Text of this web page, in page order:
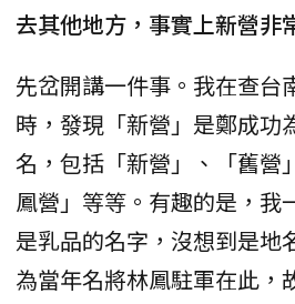
去其他地方，事實上新營非
先岔開講一件事。我在查台
時，發現「新營」是鄭成功
名，包括「新營」、「舊營
鳳營」等等。有趣的是，我
是乳品的名字，沒想到是地
為當年名將林鳳駐軍在此，